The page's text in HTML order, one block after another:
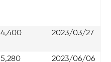
4,400 2023/03/27
5,280 2023/06/06